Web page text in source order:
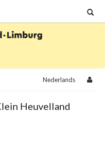
Nederlands
Heuvelland